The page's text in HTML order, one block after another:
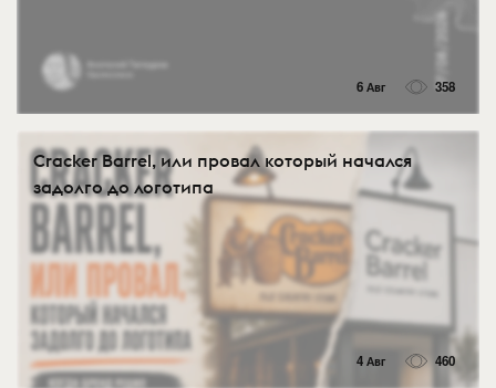
6 Авг 358
Cracker Barrel, или провал который начался
задолго до логотипа
4 Авг 460